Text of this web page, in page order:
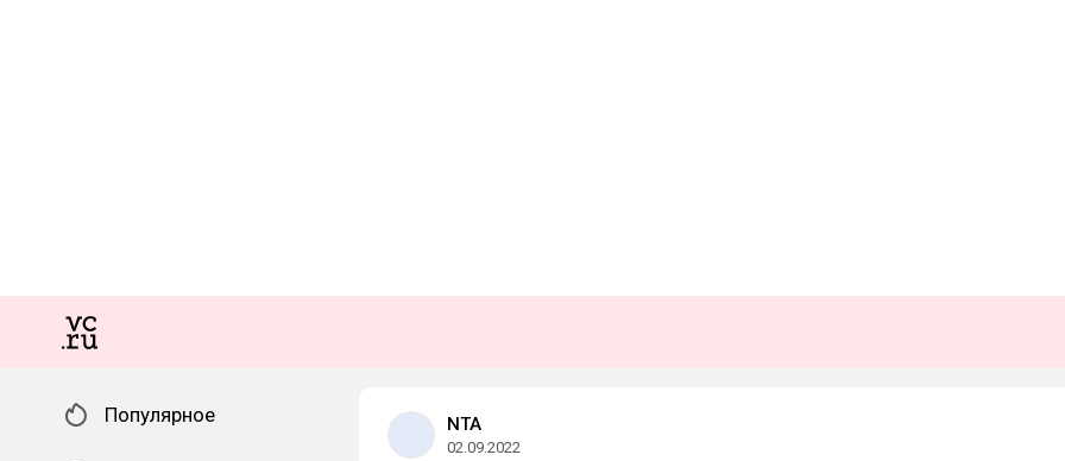
Популярное NTA
02.09.2022